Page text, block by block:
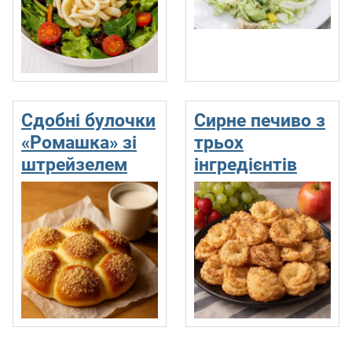
Сдобні булочки
«Ромашка» зі
штрейзелем
Сирне печиво з
трьох
інгредієнтів